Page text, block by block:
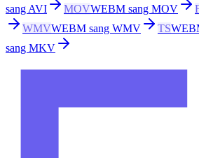
sang AVI
MOVWEBM sang MOV
WMVWEBM sang WMV TS
sang MKV